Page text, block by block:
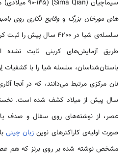
سیما­چیان (Sima Qian) (90-145 میلادی) مورخ، که کتاب­‌های
های مورخان بزرگ ووقایع نگاری روی
سلسله‌ی شیا در 4200 سال
طریق آزمایش‌های کربنی ثابت
سال پیش از میلاد کشف شده است.
عصر، از نوشته­‌های روی سفال و صدف
صورت اولیه‌ی کاراکترهای نوین زبان چینی
مشخص نوشته شده بر روی برنز که هم